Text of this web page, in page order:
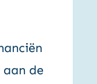
aan de